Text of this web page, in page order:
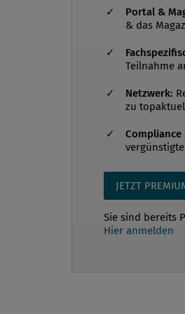
Portal &
& das
Teilnahme
Netzwerk:
zu
Compliance
JETZT
Sie sind bereits
Hier anmelden